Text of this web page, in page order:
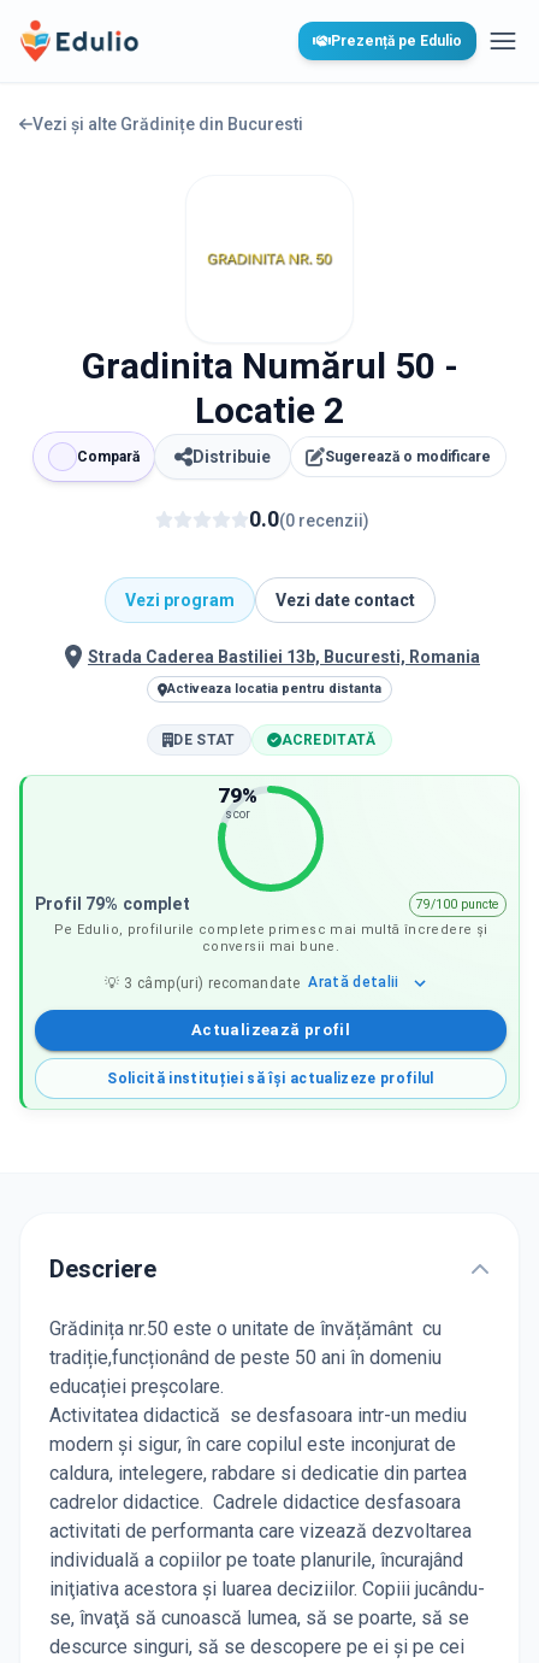
Edulio Prezență pe Edulio
Vezi și alte Grădinițe din Bucuresti
Gradinita Numărul 50 -
Locatie 2
Compară Distribuie Sugerează o modificare
0.0(0 recenzii)
Vezi program Vezi date contact
Strada Caderea Bastiliei 13b, Bucuresti, Romania
Activeaza locatia pentru distanta
DE STAT ACREDITATĂ
79%
scor
Profil 79% complet
79/100 puncte
Pe Edulio, profilurile complete primesc mai multă încredere și
conversii mai bune.
💡 3 câmp(uri) recomandate Arată detalii
Actualizează profil
Solicită instituției să își actualizeze profilul
Descriere
Grădinița nr.50 este o unitate de învățământ cu
tradiție,funcționând de peste 50 ani în domeniu
educației preșcolare.
Activitatea didactică se desfasoara intr-un mediu
modern și sigur, în care copilul este inconjurat de
caldura, intelegere, rabdare si dedicatie din partea
cadrelor didactice. Cadrele didactice desfasoara
activitati de performanta care vizează dezvoltarea
individuală a copiilor pe toate planurile, încurajând
iniţiativa acestora și luarea deciziilor. Copiii jucându-
se, învaţă să cunoască lumea, să se poarte, să se
descurce singuri, să se descopere pe ei şi pe cei